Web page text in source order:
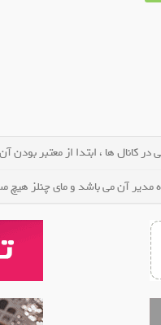
کانال ها ، ابتدا از معتبر بودن
مدیر آن می باشد و مای چنلز هیچ